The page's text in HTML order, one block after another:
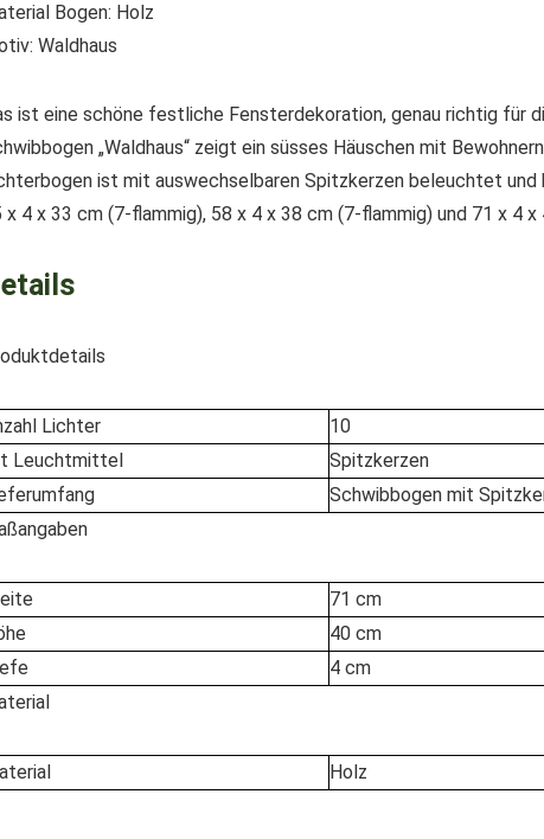
Bogen: Holz
Waldhaus
ist eine schöne festliche Fensterdekoration, genau richtig für
„Waldhaus“ zeigt ein süsses Häuschen mit
ist mit auswechselbaren Spitzkerzen beleuchtet und
x 4 x 33 cm (7-flammig), 58 x 4 x 38 cm (7-flammig) und 71 x 4
Lichter
10
Leuchtmittel
Spitzkerzen
Schwibbogen mit
71 cm
40 cm
4 cm
Holz